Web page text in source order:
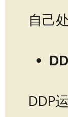
自己
DDP